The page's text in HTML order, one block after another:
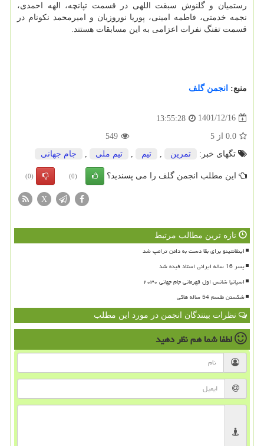
رستمیان و گلنوش سبقت اللهی در قسمت تپانچه، الهه احمدی،
نجمه خدمتی، فاطمه امینی، پوریا نوروزیان و امیرمحمد نکونام در
قسمت تفنگ نفرات اعزامی به این مسابقات هستند.
منبع: انجمن گلف
1401/12/16
13:55:28
0.0 از 5
549
تگهای خبر:
تمرین تیم تیم ملی جام جهانی
این مطلب انجمن گلف را می پسندید؟ (0)
(0)
X
تازه ترین مطالب مرتبط
اینفانتینو برای بقا دست به دامن ترامپ شد
پسر 16 ساله ایرانی استاد فیده شد
اسپانیا شانس اول قهرمانی جام جهانی ۲۰۳۰
شکستن طلسم 54 ساله هاکی
نظرات بینندگان انجمن در مورد این مطلب
لطفا شما همنظر دهید